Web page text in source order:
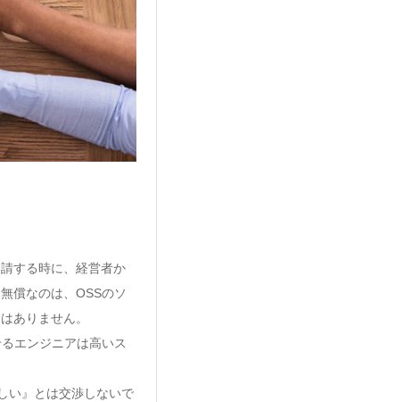
する時に、経営者か
償なのは、OSSのソ
ありません。
エンジニアは高いス
い』とは交渉しないで